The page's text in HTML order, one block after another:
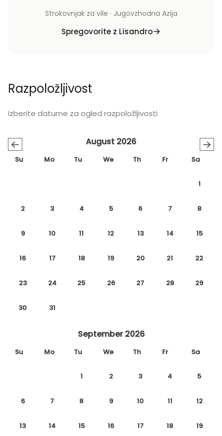
Strokovnjak za vile · Jugovzhodna Azija
Spregovorite z Lisandro
Razpoložljivost
Izberite datume za ogled razpoložljivosti
← →
August 2026
Su Mo Tu We Th Fr Sa
1
2 3 4 5 6 7 8
9 10 11 12 13 14 15
16 17 18 19 20 21 22
23 24 25 26 27 28 29
30 31
September 2026
Su Mo Tu We Th Fr Sa
1 2 3 4 5
6 7 8 9 10 11 12
13 14 15 16 17 18 19